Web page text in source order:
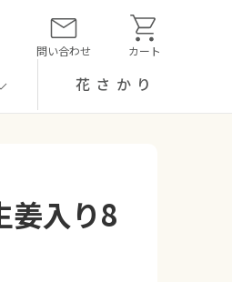
問い合わせ カート
花さかり
姜入り8